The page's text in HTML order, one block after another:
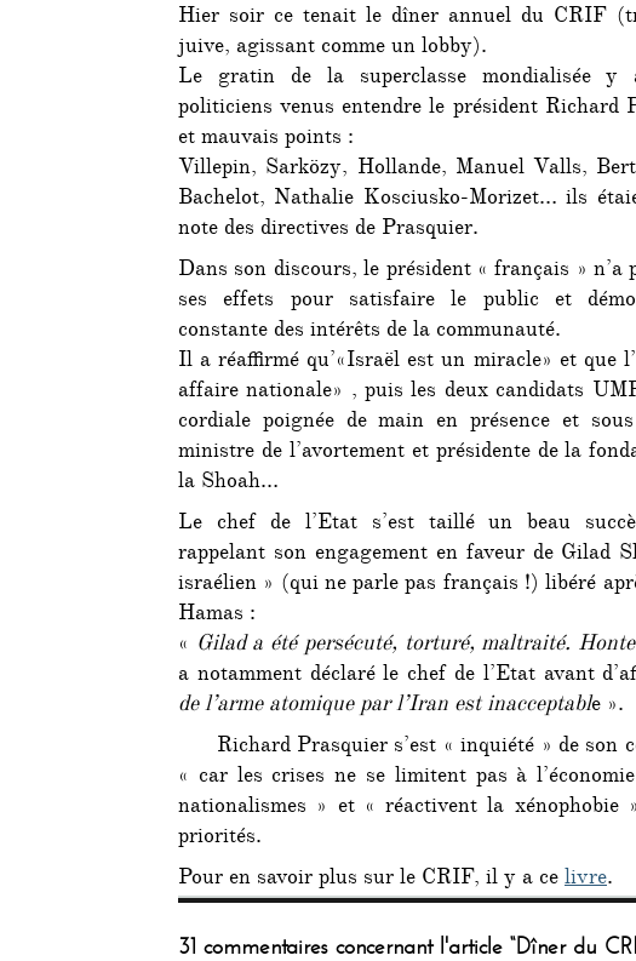
Hier soir ce tenait le dîner annuel du CRIF
juive, agissant comme un lobby).
Le gratin de la superclasse mondialisée y
politiciens venus entendre le président Richard
et mauvais points :
Villepin, Sarközy, Hollande, Manuel Valls,
Bachelot, Nathalie Kosciusko-Morizet… ils
note des directives de Prasquier.
Dans son discours, le président « français » n’a
ses effets pour satisfaire le public et
constante des intérêts de la communauté.
Il a réaffirmé qu’«Israël est un miracle» et que
affaire nationale» , puis les deux candidats
cordiale poignée de main en présence et
ministre de l’avortement et présidente de la
la Shoah…
Le chef de l’Etat s’est taillé un beau
rappelant son engagement en faveur de Gilad
israélien » (qui ne parle pas français !) libéré
Hamas :
« Gilad a été persécuté, torturé, maltraité.
a notamment déclaré le chef de l’Etat avant
de l’arme atomique par l’Iran est inacceptable ».
Richard Prasquier s’est « inquiété » de son
« car les crises ne se limitent pas à
nationalismes » et « réactivent la xénophobie
priorités.
Pour en savoir plus sur le CRIF, il y a celivre.
31 commentaires concernant l'article “Dîner du